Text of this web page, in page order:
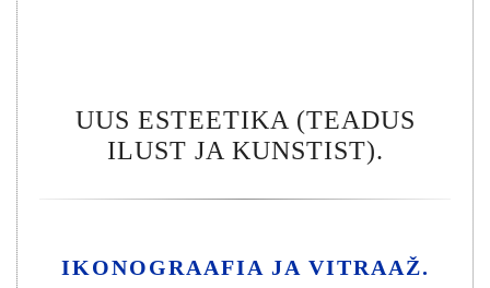
UUS ESTEETIKA (TEADUS
ILUST JA KUNSTIST).
IKONOGRAAFIA JA VITRAAŽ.